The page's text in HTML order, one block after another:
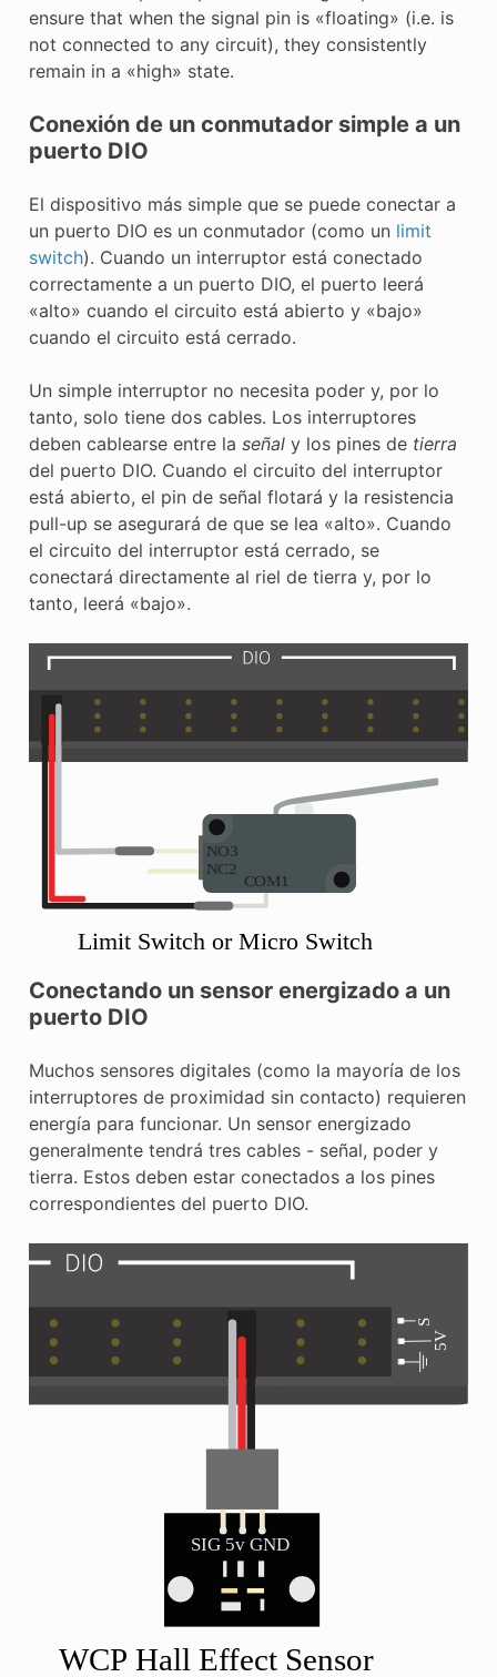
ensure that when the signal pin is «floating» (i.e. is
not connected to any circuit), they consistently
remain in a «high» state.
Conexión de un conmutador simple a un
puerto DIO
El dispositivo más simple que se puede conectar a
un puerto DIO es un conmutador (como un limit
switch). Cuando un interruptor está conectado
correctamente a un puerto DIO, el puerto leerá
«alto» cuando el circuito está abierto y «bajo»
cuando el circuito está cerrado.
Un simple interruptor no necesita poder y, por lo
tanto, solo tiene dos cables. Los interruptores
deben cablearse entre la señaly los pines de tierra
del puerto DIO. Cuando el circuito del interruptor
está abierto, el pin de señal flotará y la resistencia
pull-up se asegurará de que se lea «alto». Cuando
el circuito del interruptor está cerrado, se
conectará directamente al riel de tierra y, por lo
tanto, leerá «bajo».
Conectando un sensor energizado a un
puerto DIO
Muchos sensores digitales (como la mayoría de los
interruptores de proximidad sin contacto) requieren
energía para funcionar. Un sensor energizado
generalmente tendrá tres cables - señal, poder y
tierra. Estos deben estar conectados a los pines
correspondientes del puerto DIO.